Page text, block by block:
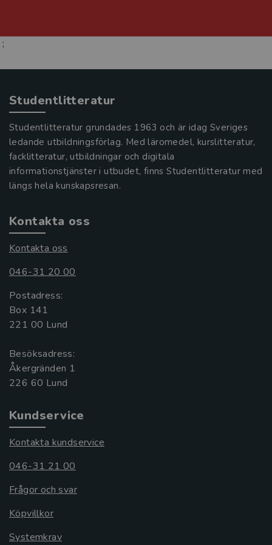
;
Studentlitteratur
Studentlitteratur grundades 1963 och är idag Sveriges
ledande utbildningsförlag. Med läromedel, kurslitteratur,
facklitteratur, utbildningar och digitala
informationstjänster i utbudet, finns Studentlitteratur med
längs hela kunskapsresan.
Kontakta oss
Kontakta oss
046-31 20 00
Postadress:
Box 141
221 00 Lund
Besöksadress:
Åkergränden 1
Kundservice
Kontakta kundservice
046-31 21 00
Frågor och svar
Köpvillkor
Systemkrav